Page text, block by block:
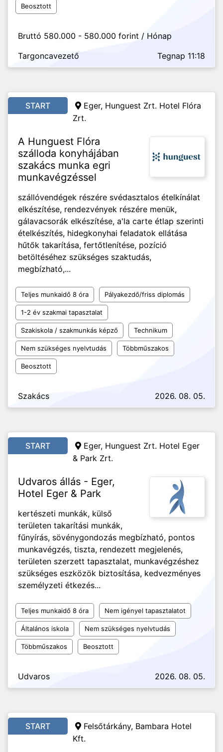
Beosztott
Bruttó 580.000 - 580.000 forint / Hónap
Targoncavezető
Tegnap 11:18
START
Eger, Hunguest Zrt. Hotel Flóra
Zrt.
A Hunguest Flóra
szálloda konyhájában
szakács munka egri
munkavégzéssel
szállóvendégek részére svédasztalos ételkínálat
elkészítése, rendezvények részére menük,
gálavacsorák elkészítése, a'la carte étlap szerinti
ételkészítés, hidegkonyhai feladatok ellátása
hűtők takarítása, fertőtlenítése, pozíció
betöltéséhez szükséges szaktudás,
megbízható,...
Teljes munkaidő 8 óra Pályakezdő/friss diplomás
1-2 év szakmai tapasztalat
Szakiskola / szakmunkás képző Technikum
Nem szükséges nyelvtudás Többműszakos
Beosztott
Szakács 2026. 08. 05.
START
Eger, Hunguest Zrt. Hotel Eger
& Park Zrt.
Udvaros állás - Eger,
Hotel Eger & Park
kertészeti munkák, külső
területen takarítási munkák,
fűnyírás, sövénygondozás megbízható, pontos
munkavégzés, tiszta, rendezett megjelenés,
területen szerzett tapasztalat, munkavégzéshez
szükséges eszközök biztosítása, kedvezményes
személyzeti étkezés...
Teljes munkaidő 8 óra Nem igényel tapasztalatot
Általános iskola Nem szükséges nyelvtudás
Többműszakos Beosztott
Udvaros 2026. 08. 05.
START
Felsőtárkány, Bambara Hotel
Kft.